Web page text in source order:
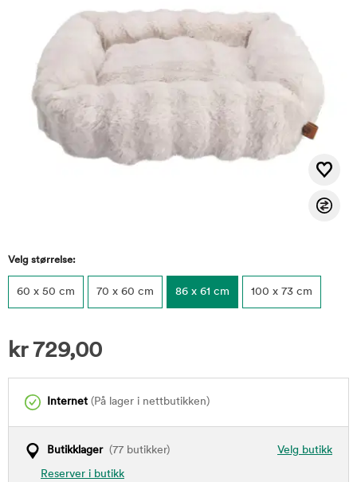
Velg størrelse:
60 x 50 cm 70 x 60 cm 86 x 61 cm 100 x 73 cm
kr729,00
Internet (På lager i nettbutikken)
Velg butikk
Butikklager(77 butikker)
Reserver i butikk